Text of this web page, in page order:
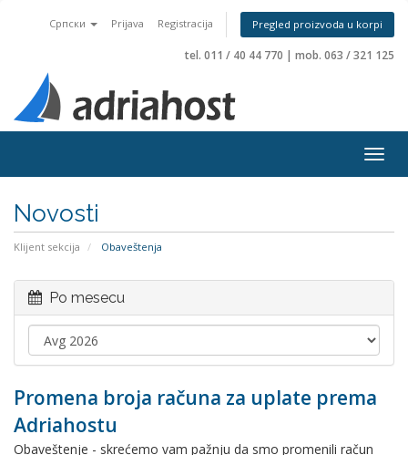
Српски Prijava Registracija Pregled proizvoda u korpi
tel. 011 / 40 44 770 | mob. 063 / 321 125
Novosti
Klijent sekcija Obaveštenja
Po mesecu
Promena broja računa za uplate prema
Adriahostu
Obaveštenje - skrećemo vam pažnju da smo promenili račun